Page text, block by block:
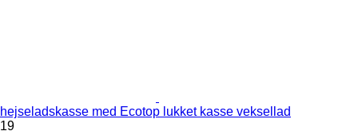
hejseladskasse med Ecotop lukket kasse veksellad
19